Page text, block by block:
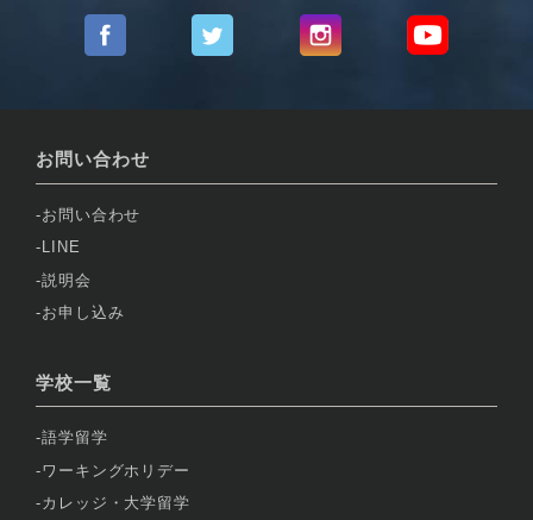
お問い合わせ
お問い合わせ
LINE
説明会
お申し込み
学校一覧
語学留学
ワーキングホリデー
カレッジ・大学留学